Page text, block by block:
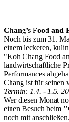
Chang’s Food and
Noch bis zum 31.
einem leckeren,
"Koh Chang Food
landwirtschaftliche
Performances
Chang ist für seinen
Termin: 1.4. - 1.5.
Wer diesen Monat
einen Besuch beim
noch mit anschließen.